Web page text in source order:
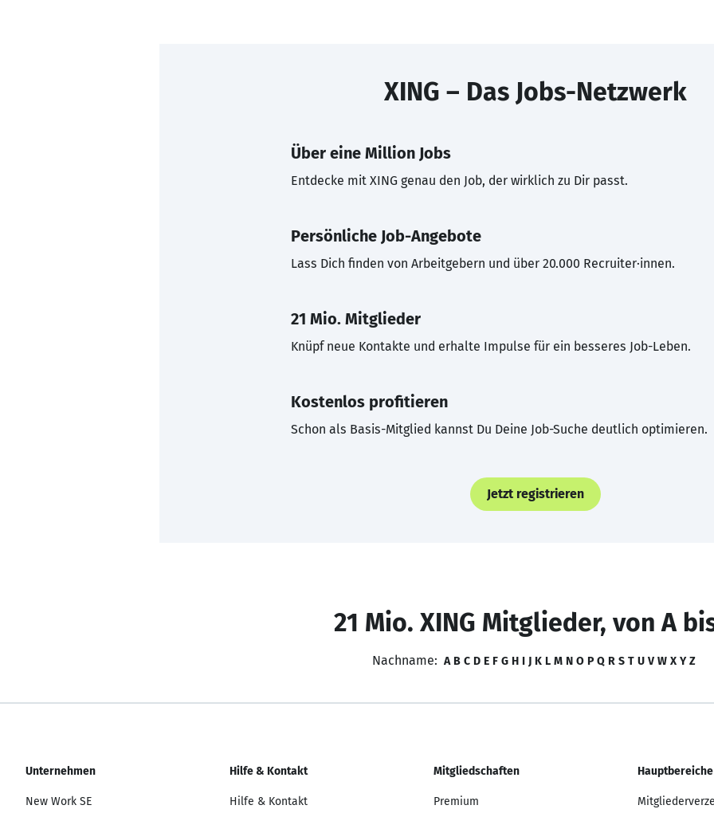
XING – Das Jobs-Netzwerk
Über eine Million Jobs
Entdecke mit XING genau den Job, der wirklich zu Dir passt.
Persönliche Job-Angebote
Lass Dich finden von Arbeitgebern und über 20.000 Recruiter·innen.
21 Mio. Mitglieder
Knüpf neue Kontakte und erhalte Impulse für ein besseres Job-Leben.
Kostenlos profitieren
Schon als Basis-Mitglied kannst Du Deine Job-Suche deutlich optimieren.
Jetzt registrieren
21 Mio. XING Mitglieder, von A
Nachname: A B C D E F G H I J K L M N O P Q R S T U V W X Y Z
Unternehmen
New Work SE
Hilfe & Kontakt
Hilfe & Kontakt
Mitgliedschaften
Premium
Hauptbereiche